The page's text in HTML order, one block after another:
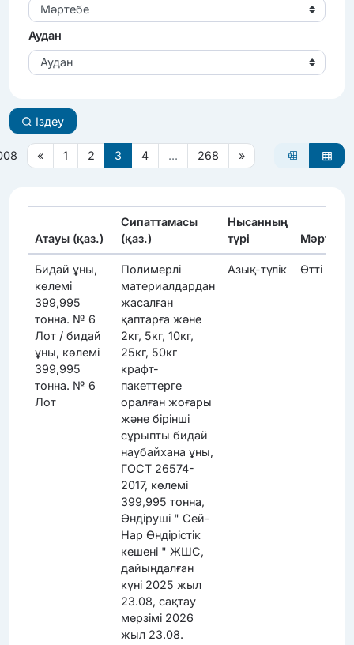
Мәртебе
Аудан
Аудан
Іздеу
« 1 2 3 4 ... 268 »
Атауы (қаз.)
Сипаттамасы
(қаз.)
Нысанның
түрі
Мәртебе
Бидай ұны,
көлемі
399,995
тонна. № 6
Лот / бидай
ұны, көлемі
399,995
тонна. № 6
Лот
Полимерлі
материалдардан
жасалған
қаптарға және
2кг, 5кг, 10кг,
25кг, 50кг
крафт-
пакеттерге
оралған жоғары
және бірінші
сұрыпты бидай
наубайхана ұны,
ГОСТ 26574-
2017, көлемі
399,995 тонна,
Өндіруші " Сей-
Нар Өндірістік
кешені " ЖШС,
дайындалған
күні 2025 жыл
23.08, сақтау
мерзімі 2026
жыл 23.08.
Азық-түлік Өтті